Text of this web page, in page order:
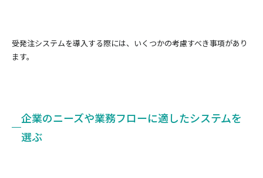
受発注システムを導入する際には、いくつかの考慮すべき事項があり
ます。
企業のニーズや業務フローに適したシステムを
選ぶ